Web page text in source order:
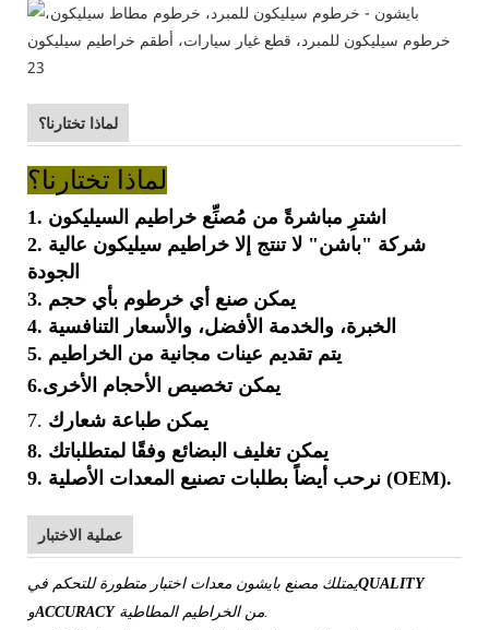
لماذا تختارنا؟
لماذا تختارنا؟
1. اشترِ مباشرةً من مُصنِّع خراطيم السيليكون
2. شركة "باشن" لا تنتج إلا خراطيم سيليكون عالية
الجودة
3. يمكن صنع أي خرطوم بأي حجم
4. الخبرة، والخدمة الأفضل، والأسعار التنافسية
5. يتم تقديم عينات مجانية من الخراطيم
6.يمكن تخصيص الأحجام الأخرى
7.
يمكن طباعة شعارك
8. يمكن تغليف البضائع وفقًا لمتطلباتك
9. نرحب أيضاً بطلبات تصنيع المعدات الأصلية (OEM).
عملية الاختبار
يمتلك مصنع بايشون معدات اختبار متطورة للتحكم فيQUALITY
وACCURACY